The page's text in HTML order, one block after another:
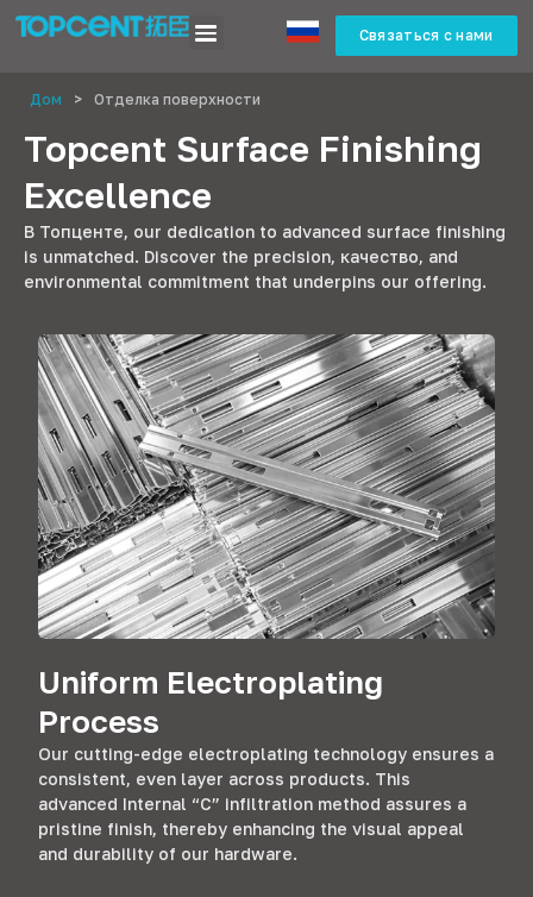
Связаться с нами
Дом > Отделка поверхности
Topcent Surface Finishing
Excellence
В Топценте, our dedication to advanced surface finishing
is unmatched. Discover the precision, качество, and
environmental commitment that underpins our offering.
Uniform Electroplating
Process
Our cutting-edge electroplating technology ensures a
consistent, even layer across products. This
advanced Internal “С” infiltration method assures a
pristine finish, thereby enhancing the visual appeal
and durability of our hardware.